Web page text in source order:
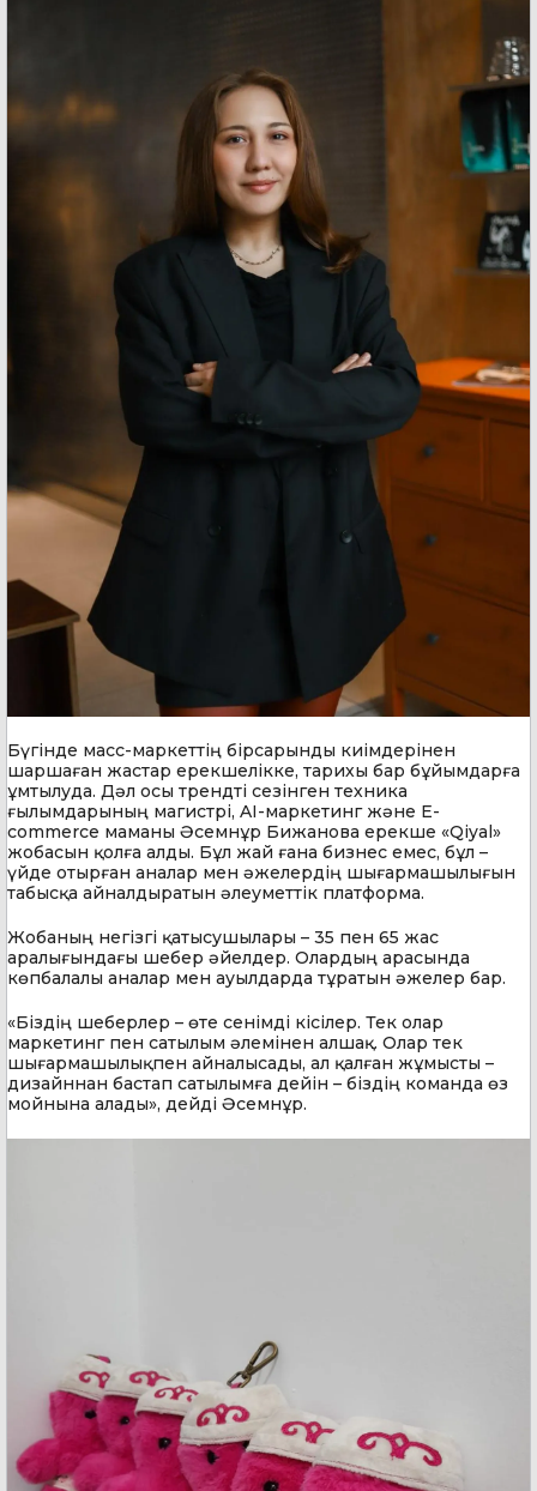
Бүгінде масс-маркеттің бірсарынды киімдерінен
шаршаған жастар ерекшелікке, тарихы бар бұйымдарға
ұмтылуда. Дәл осы трендті сезінген техника
ғылымдарының магистрі, AI-маркетинг және E-
commerce маманы Әсемнұр Бижанова ерекше «Qiyal»
жобасын қолға алды. Бұл жай ғана бизнес емес, бұл –
үйде отырған аналар мен әжелердің шығармашылығын
табысқа айналдыратын әлеуметтік платформа.
Жобаның негізгі қатысушылары – 35 пен 65 жас
аралығындағы шебер әйелдер. Олардың арасында
көпбалалы аналар мен ауылдарда тұратын әжелер бар.
«Біздің шеберлер – өте сенімді кісілер. Тек олар
маркетинг пен сатылым әлемінен алшақ. Олар тек
шығармашылықпен айналысады, ал қалған жұмысты –
дизайннан бастап сатылымға дейін – біздің команда өз
мойнына алады», дейді Әсемнұр.